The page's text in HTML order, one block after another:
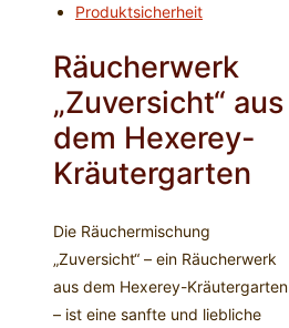
Produktsicherheit
Räucherwerk
„Zuversicht“ aus
dem Hexerey-
Kräutergarten
Die Räuchermischung
„Zuversicht“ – ein Räucherwerk
aus dem Hexerey-Kräutergarten
– ist eine sanfte und liebliche